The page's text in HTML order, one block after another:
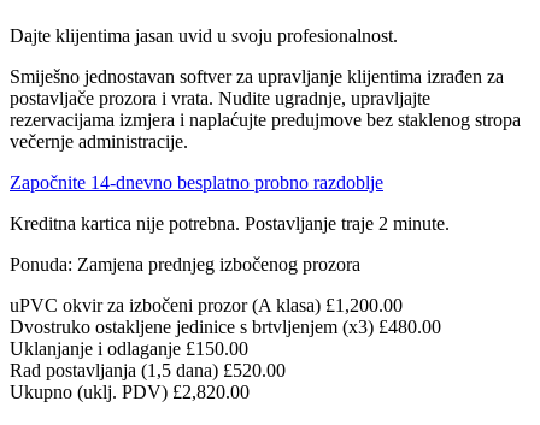
Dajte klijentima jasan uvid u svoju profesionalnost.
Smiješno jednostavan softver za upravljanje klijentima izrađen za
postavljače prozora i vrata. Nudite ugradnje, upravljajte
rezervacijama izmjera i naplaćujte predujmove bez staklenog stropa
večernje administracije.
Započnite 14-dnevno besplatno probno razdoblje
Kreditna kartica nije potrebna. Postavljanje traje 2 minute.
Ponuda: Zamjena prednjeg izbočenog prozora
uPVC okvir za izbočeni prozor (A klasa) £1,200.00
Dvostruko ostakljene jedinice s brtvljenjem (x3) £480.00
Uklanjanje i odlaganje £150.00
Rad postavljanja (1,5 dana) £520.00
Ukupno (uklj. PDV) £2,820.00